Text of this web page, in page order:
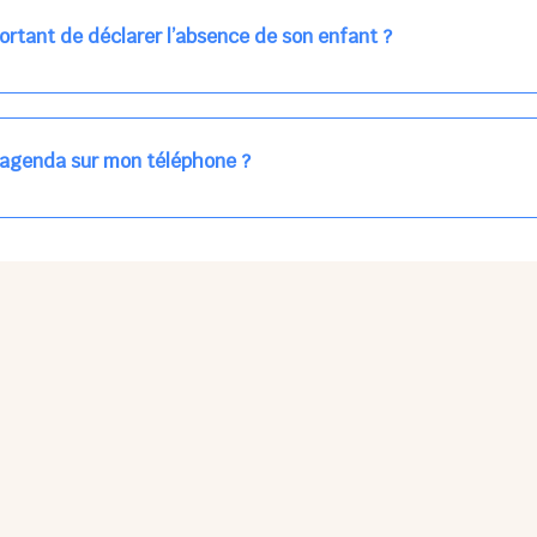
de déclarer l’absence de son enfant ?
enfants à accueillir, et ajuster les plannings au mieux.
car les repas sont commandés à l’avance.
sur mon téléphone ?
sur l'App Store ni Google Play car il s'agit d'une Web App,